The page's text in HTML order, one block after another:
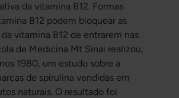
da vitamina B12. Formas
B12 podem bloquear as
vitamina B12 de entrarem nas
de Medicina Mt Sinai realizou,
1980, um estudo sobre a
de spirulina vendidas em
naturais. O resultado foi